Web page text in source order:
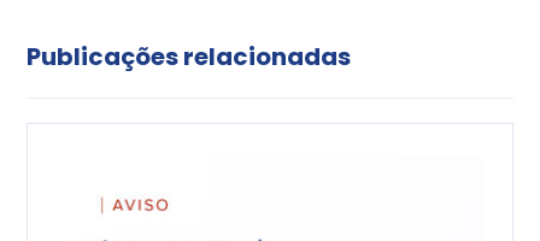
Publicações relacionadas